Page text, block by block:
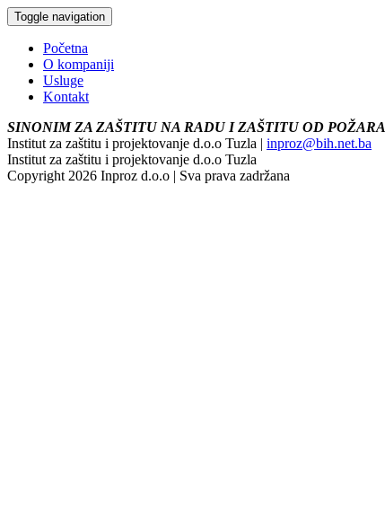
Toggle navigation
Početna
O kompaniji
Usluge
Kontakt
SINONIM ZA ZAŠTITU NA RADU I ZAŠTITU OD POŽARA
Institut za zaštitu i projektovanje d.o.o Tuzla | inproz@bih.net.ba
Institut za zaštitu i projektovanje d.o.o Tuzla
Copyright 2026 Inproz d.o.o | Sva prava zadržana